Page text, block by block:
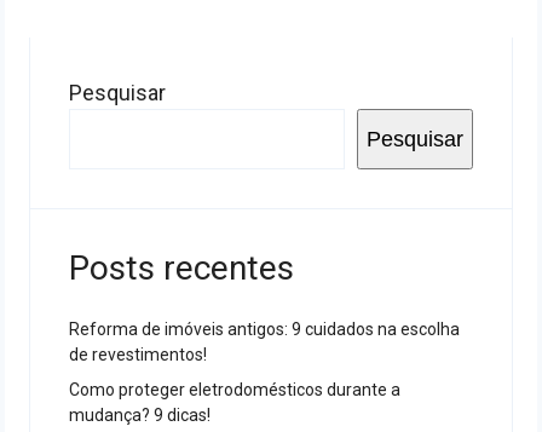
Pesquisar
Pesquisar
Posts recentes
Reforma de imóveis antigos: 9 cuidados na escolha
de revestimentos!
Como proteger eletrodomésticos durante a
mudança? 9 dicas!